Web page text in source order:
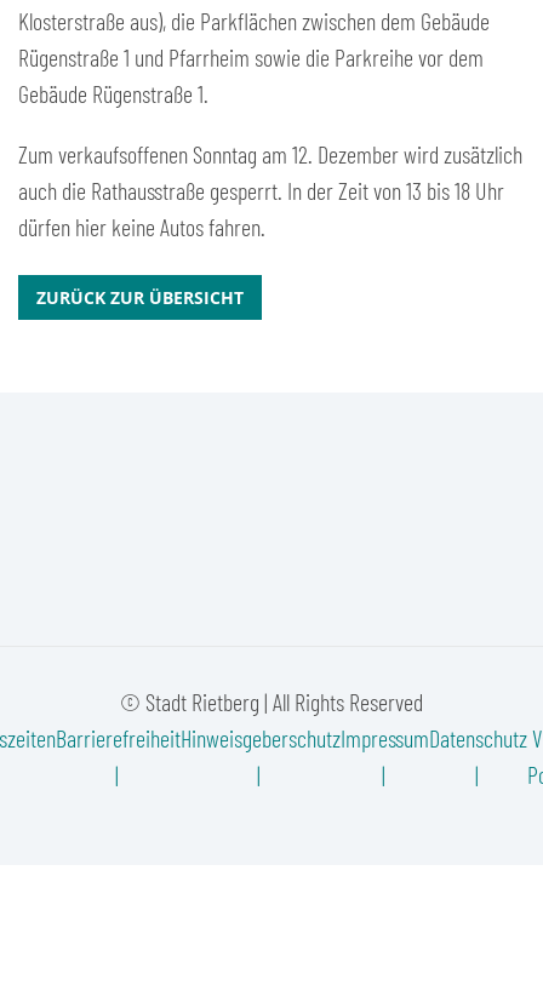
Klosterstraße aus), die Parkflächen zwischen dem Gebäude
Rügenstraße 1 und Pfarrheim sowie die Parkreihe vor dem
Gebäude Rügenstraße 1.
Zum verkaufsoffenen Sonntag am 12. Dezember wird zusätzlich
auch die Rathausstraße gesperrt. In der Zeit von 13 bis 18 Uhr
dürfen hier keine Autos fahren.
ZURÜCK ZUR ÜBERSICHT
© Stadt Rietberg | All Rights Reserved
BarrierefreiheitHinweisgeberschutzImpressumDatenschutz